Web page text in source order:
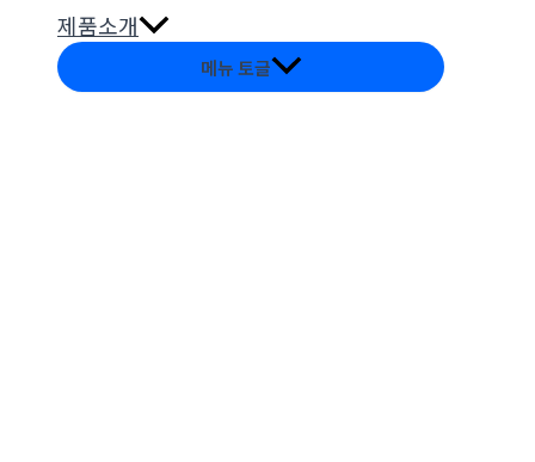
제품소개
메뉴 토글